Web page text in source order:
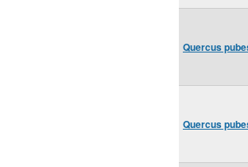
Quercus
Quercus